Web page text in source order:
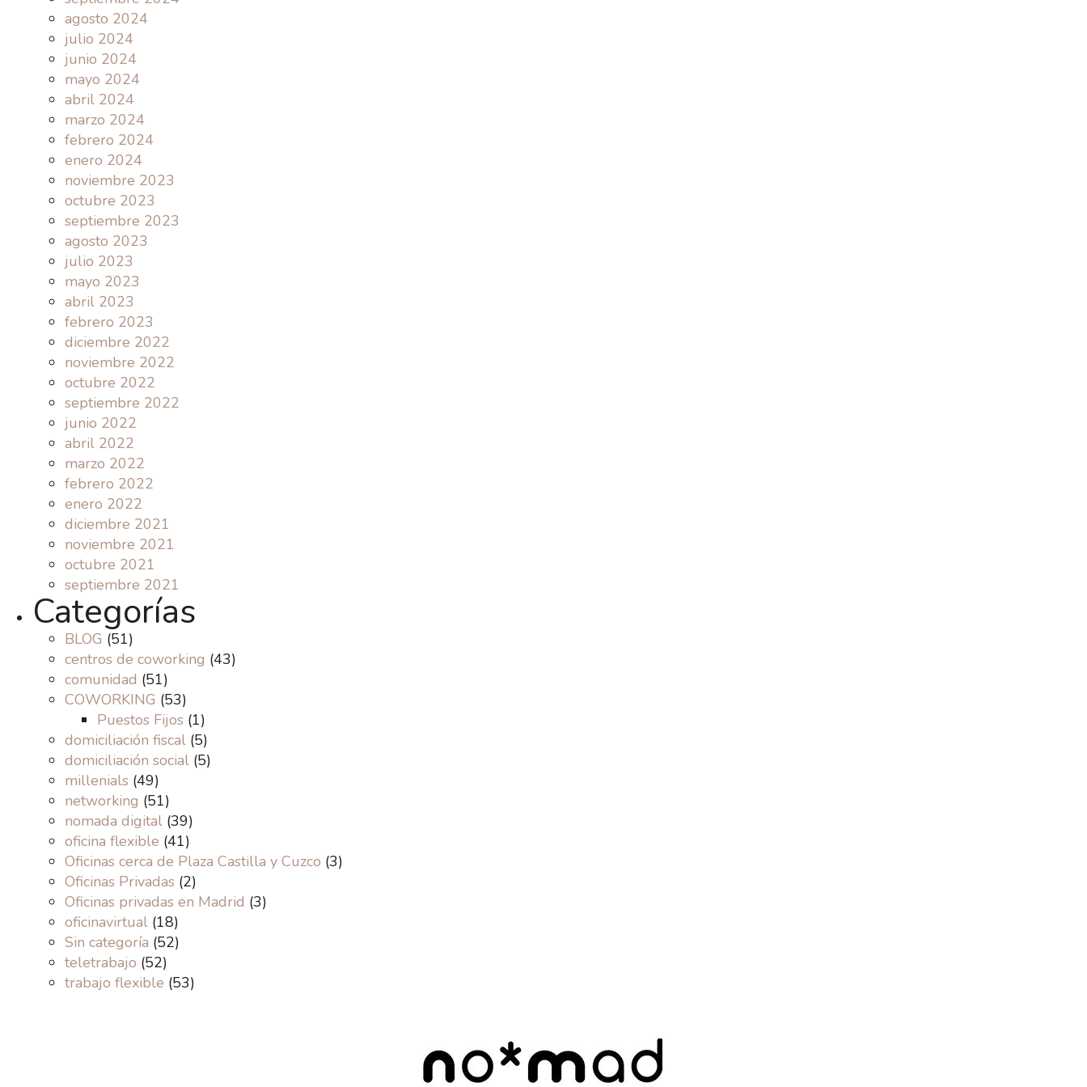
agosto 2024
julio 2024
junio 2024
mayo 2024
abril 2024
marzo 2024
febrero 2024
enero 2024
noviembre 2023
octubre 2023
septiembre 2023
agosto 2023
julio 2023
mayo 2023
abril 2023
febrero 2023
diciembre 2022
noviembre 2022
octubre 2022
septiembre 2022
junio 2022
abril 2022
marzo 2022
febrero 2022
enero 2022
diciembre 2021
noviembre 2021
octubre 2021
septiembre 2021
Categorías
BLOG (51)
centros de coworking (43)
comunidad (51)
COWORKING (53)
Puestos Fijos (1)
domiciliación fiscal (5)
domiciliación social (5)
millenials (49)
networking (51)
nomada digital (39)
oficina flexible (41)
Oficinas cerca de Plaza Castilla y Cuzco (3)
Oficinas Privadas (2)
Oficinas privadas en Madrid (3)
oficinavirtual (18)
Sin categoría (52)
teletrabajo (52)
trabajo flexible (53)